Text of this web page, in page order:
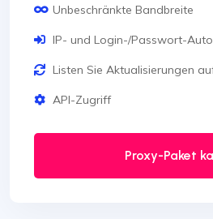
Unbeschränkte Bandbreite
IP- und Login-/Passwort-
Listen Sie Aktualisierungen
API-Zugriff
Proxy-Paket